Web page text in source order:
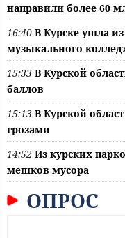
направили более 60
16:40 В Курске ушла
музыкального
15:33 В Курской
баллов
15:13 В Курской
грозами
14:52 Из курских
мешков мусора
ОПРОС